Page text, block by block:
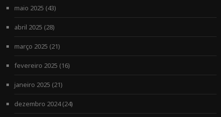
maio 2025 (43)
abril 2025 (28)
março 2025 (21)
fevereiro 2025 (16)
janeiro 2025 (21)
dezembro 2024(24)